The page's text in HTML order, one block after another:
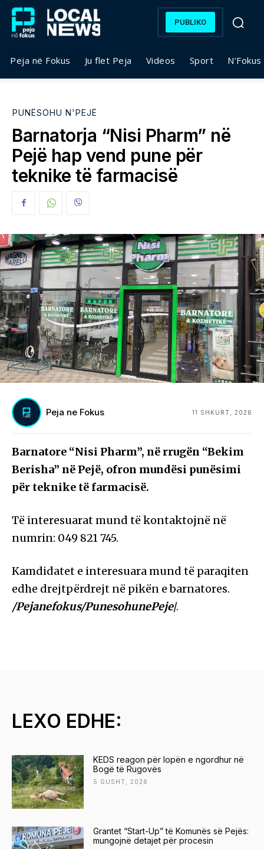
PUBLIKO
Peja në Fokus Ju flet Peja Videos Sport
PUNËSOHU N'PEJË
Barnatorja “Nisi Pharm” në
Pejë hap vend pune për
teknike të farmacisë
Peja ne Fokus 11 SHKURT, 2026
Barnatore “Nisi Pharm”, në rrugën “Bekim
Berisha” në Pejë, ofron mundësi punësimi
për teknike të farmacisë.
Të interesuarat mund të kontaktojnë në
numrin: 049 821 745.
Kamdidatet e interesuara mund të paraqiten
edhe drejtpërdrejt në pikën e barnatores.
/Pejanefokus/PunesohunePeje/.
LEXO EDHE:
KEDS reagon për lopën e ngordhur në
Bogë të Rugovës
5 GUSHT, 2026
Grantet “Start-Up” të Komunës së Pejës:
mungojnë detajet për procesin